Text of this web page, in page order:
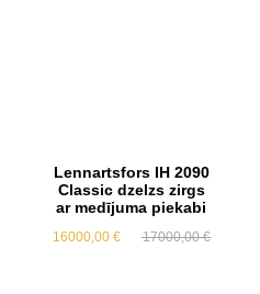
Lennartsfors IH 2090
Classic dzelzs zirgs
ar medījuma piekabi
17000,00€Original
16000,00 €
Current